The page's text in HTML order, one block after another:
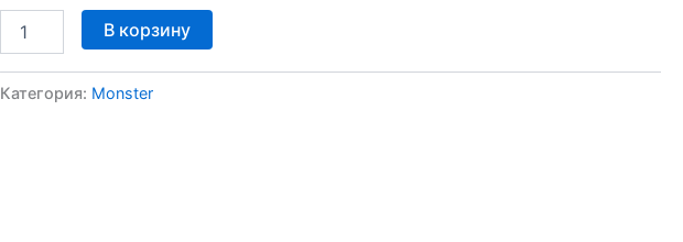
Количество
товара
Godzilla
В корзину
Категория: Monster